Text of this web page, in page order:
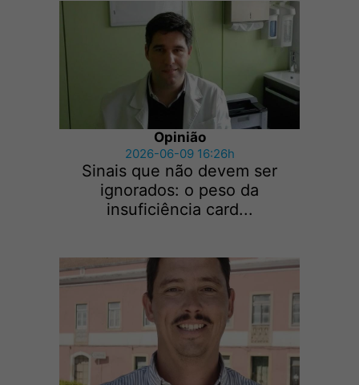
Opinião
2026-06-09 16:26h
Sinais que não devem ser
ignorados: o peso da
insuficiência card...